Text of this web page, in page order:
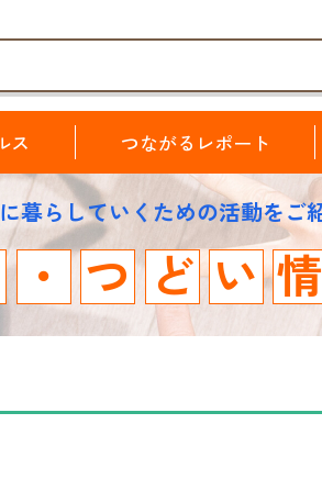
ス つながるレポート
暮らしていくための活動をご
・ つ ど い 情